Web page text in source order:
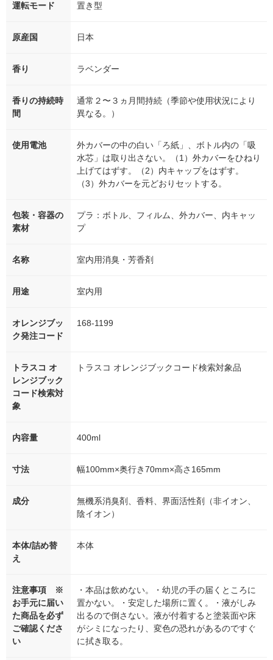
運転モード 置き型
原産国 日本
香り ラベンダー
香りの持続時
間
通常２〜３ヵ月間持続（季節や使用状況により
異なる。）
使用電池
外カバーの中の白い「ろ紙」、ボトル内の「吸
水芯」は取り出さない。（1）外カバーをひねり
上げてはずす。（2）内キャップをはずす。
（3）外カバーを元どおりセットする。
包装・容器の
素材
プラ：ボトル、フィルム、外カバー、内キャッ
プ
名称 室内用消臭・芳香剤
用途 室内用
オレンジブッ
ク発注コード
168-1199
トラスコ オ
レンジブック
コード検索対
象
トラスコ オレンジブックコード検索対象品
内容量 400ml
寸法 幅100mm×奥行き70mm×高さ165mm
成分
無機系消臭剤、香料、界面活性剤（非イオン、
陰イオン）
本体/詰め替
え
本体
注意事項 ※
お手元に届い
た商品を必ず
ご確認くださ
い
・本品は飲めない。・幼児の手の届くところに
置かない。・安定した場所に置く。・液がしみ
出るので倒さない。液が付着すると塗装面や床
がシミになったり、変色の恐れがあるのですぐ
に拭き取る。